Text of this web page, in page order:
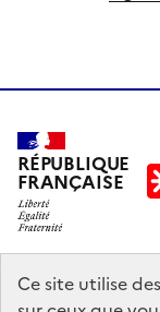
Ce site utilise
RÉPUBLIQUE
FRANÇAISE
education.gouv.fr